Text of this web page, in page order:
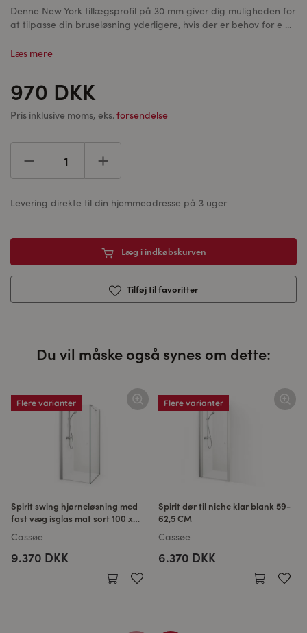
Denne New York tillægsprofil på 30 mm giver dig muligheden for
at tilpasse din bruseløsning yderligere, hvis der er behov for e ...
Læs mere
970 DKK
Pris inklusive moms, eks.forsendelse
Levering direkte til din hjemmeadresse på 3 uger
Læg i indkøbskurven
Tilføj til favoritter
Du vil måske også synes om dette:
Flere varianter
Spirit swing hjørneløsning med
fast væg isglas mat sort 100 x
100 CM
Cassøe
9.370 DKK
Flere varianter
Spirit dør til niche klar blank 59-
62,5 CM
Cassøe
6.370 DKK